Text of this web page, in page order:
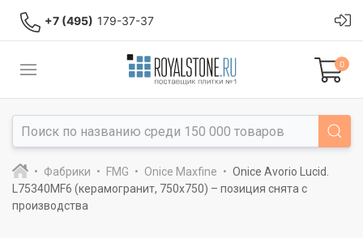
+7 (495) 179-37-37
0
Фабрики FMG Onice Maxfine
Onice Avorio Lucid.
L75340MF6 (керамогранит, 750x750) – позиция снята с
производства